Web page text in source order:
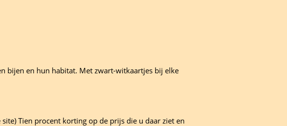
bijen en hun habitat. Met zwart-witkaartjes bij elke
Tien procent korting op de prijs die u daar ziet en